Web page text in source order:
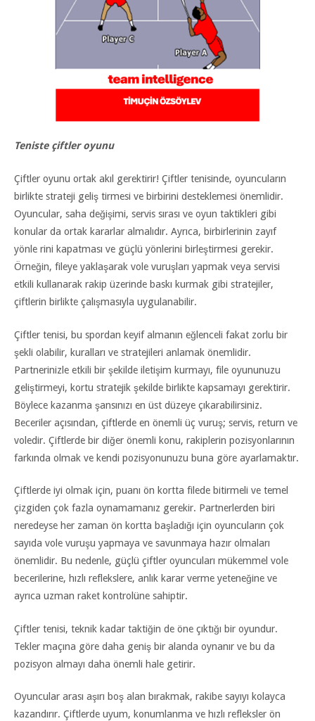
Teniste çiftler oyunu
Çiftler oyunu ortak akıl gerektirir! Çiftler tenisinde, oyuncuların
birlikte strateji geliş tirmesi ve birbirini desteklemesi önemlidir.
Oyuncular, saha değişimi, servis sırası ve oyun taktikleri gibi
konular da ortak kararlar almalıdır. Ayrıca, birbirlerinin zayıf
yönle rini kapatması ve güçlü yönlerini birleştirmesi gerekir.
Örneğin, fileye yaklaşarak vole vuruşları yapmak veya servisi
etkili kullanarak rakip üzerinde baskı kurmak gibi stratejiler,
çiftlerin birlikte çalışmasıyla uygulanabilir.
Çiftler tenisi, bu spordan keyif almanın eğlenceli fakat zorlu bir
şekli olabilir, kuralları ve stratejileri anlamak önemlidir.
Partnerinizle etkili bir şekilde iletişim kurmayı, file oyununuzu
geliştirmeyi, kortu stratejik şekilde birlikte kapsamayı gerektirir.
Böylece kazanma şansınızı en üst düzeye çıkarabilirsiniz.
Beceriler açısından, çiftlerde en önemli üç vuruş; servis, return ve
voledir. Çiftlerde bir diğer önemli konu, rakiplerin pozisyonlarının
farkında olmak ve kendi pozisyonunuzu buna göre ayarlamaktır.
Çiftlerde iyi olmak için, puanı ön kortta filede bitirmeli ve temel
çizgiden çok fazla oynamamanız gerekir. Partnerlerden biri
neredeyse her zaman ön kortta başladığı için oyuncuların çok
sayıda vole vuruşu yapmaya ve savunmaya hazır olmaları
önemlidir. Bu nedenle, güçlü çiftler oyuncuları mükemmel vole
becerilerine, hızlı reflekslere, anlık karar verme yeteneğine ve
ayrıca uzman raket kontrolüne sahiptir.
Çiftler tenisi, teknik kadar taktiğin de öne çıktığı bir oyundur.
Tekler maçına göre daha geniş bir alanda oynanır ve bu da
pozisyon almayı daha önemli hale getirir.
Oyuncular arası aşırı boş alan bırakmak, rakibe sayıyı kolayca
kazandırır. Çiftlerde uyum, konumlanma ve hızlı refleksler ön